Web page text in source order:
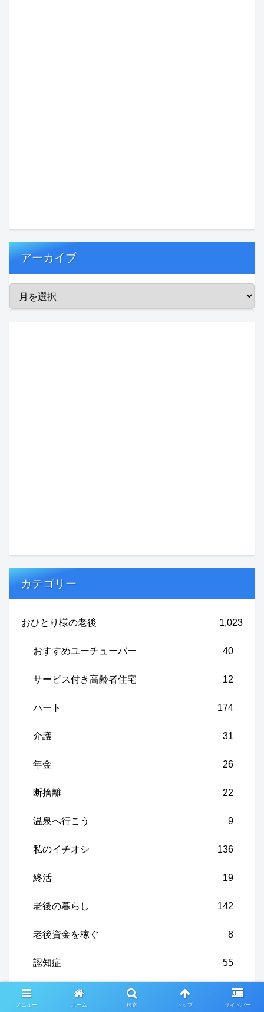
アーカイブ
カテゴリー
おひとり様の老後 1,023
おすすめユーチューバー 40
サービス付き高齢者住宅 12
パート 174
介護 31
年金 26
断捨離 22
温泉へ行こう 9
私のイチオシ 136
終活 19
老後の暮らし 142
老後資金を稼ぐ 8
認知症 55
8
メニュー ホーム 検索 トップ サイドバー